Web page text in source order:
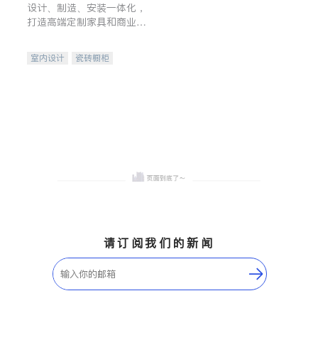
设计、制造、安装一体化，
打造高端定制家具和商业空
室内设计
瓷砖橱柜
请订阅我们的新闻